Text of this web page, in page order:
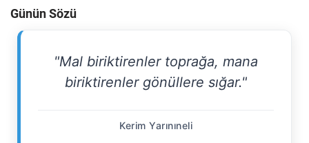
Günün Sözü
"Mal biriktirenler toprağa, mana
biriktirenler gönüllere sığar."
Kerim Yarınıneli